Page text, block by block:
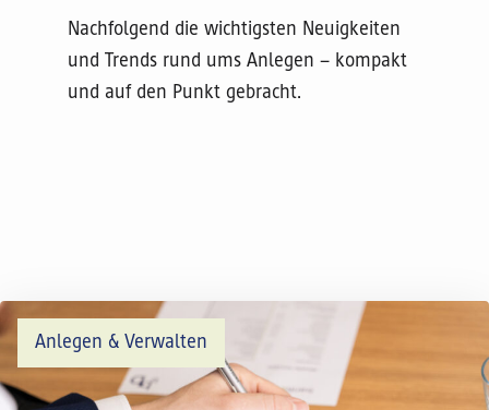
Nachfolgend die wichtigsten Neuigkeiten
und Trends rund ums Anlegen – kompakt
und auf den Punkt gebracht.
Anlegen & Verwalten